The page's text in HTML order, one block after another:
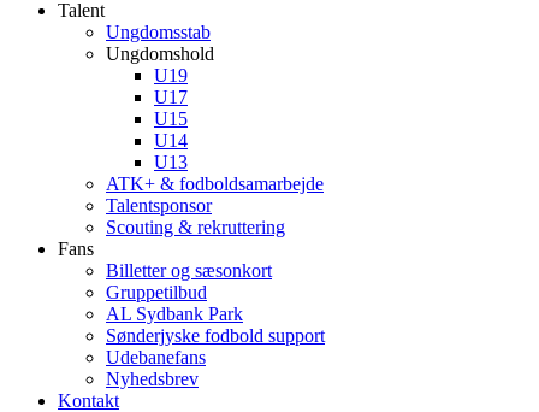
Talent
Ungdomsstab
Ungdomshold
U19
U17
U15
U14
U13
ATK+ & fodboldsamarbejde
Talentsponsor
Scouting & rekruttering
Fans
Billetter og sæsonkort
Gruppetilbud
AL Sydbank Park
Sønderjyske fodbold support
Udebanefans
Nyhedsbrev
Kontakt